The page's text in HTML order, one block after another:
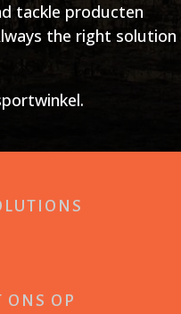
tackle producten
the right solution
ONS OP